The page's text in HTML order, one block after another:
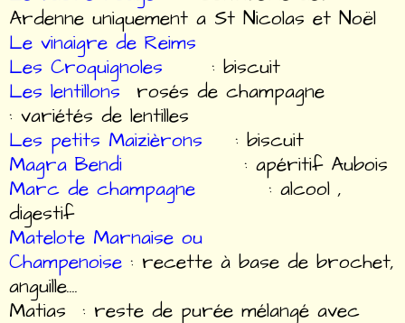
Ardenne uniquement a St Nicolas et Noël
Le vinaigre de Reims
Les Croquignoles
: biscuit
Les lentillons
rosés de champagne
: variétés de lentilles
Les petits Maizièrons
: biscuit
Magra Bendi
: apéritif Aubois
Marc de champagne : alcool ,
digestif
Matelote Marnaise ou
Champenoise : recette à base de brochet,
anguille....
Matias : reste de purée mélangé avec